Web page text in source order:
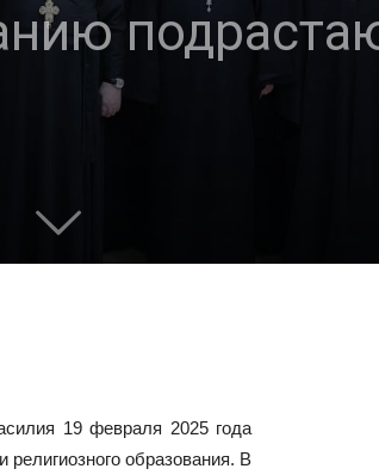
19 февраля 2025 года
образования. В